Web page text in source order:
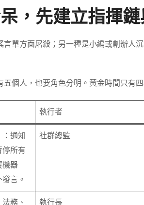
，先建立指揮
單方面屠殺；另一種是小編或創辦人
五個人，也要角色分明。黃金時間只有
執行者
通知
所有
機器
言。
社群總監
務、 執行長